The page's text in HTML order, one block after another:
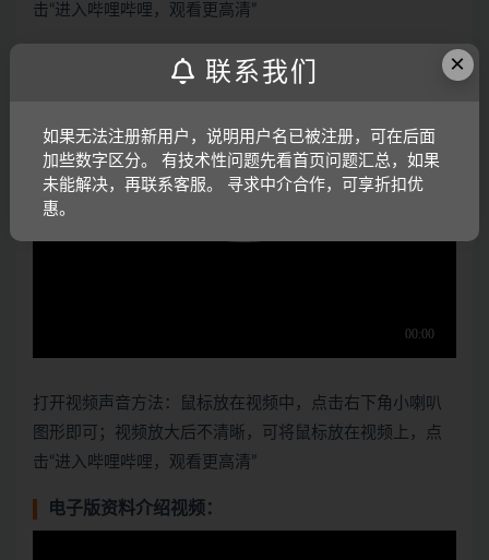
击“进入哔哩哔哩，观看更高清”
打开视频声音方法：鼠标放在视频中，点击右下角小喇叭
图形即可；视频放大后不清晰，可将鼠标放在视频上，点
击“进入哔哩哔哩，观看更高清”
电子版资料介绍视频：
×
联系我们
如果无法注册新用户，说明用户名已被注册，可在后面
加些数字区分。 有技术性问题先看首页问题汇总，如果
未能解决，再联系客服。 寻求中介合作，可享折扣优
惠。